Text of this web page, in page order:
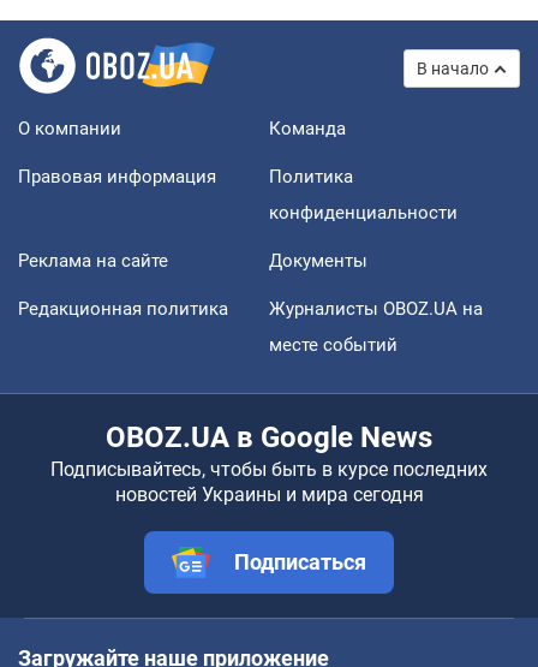
В начало
О компании Команда
Правовая информация
Политика
конфиденциальности
Реклама на сайте Документы
Редакционная политика
Журналисты OBOZ.UA на
месте событий
OBOZ.UA в Google News
Подписывайтесь, чтобы быть в курсе последних
новостей Украины и мира сегодня
Подписаться
Загружайте наше приложение